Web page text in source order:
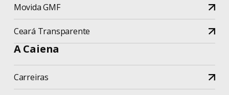
Movida GMF
Ceará Transparente
A Caiena
Carreiras